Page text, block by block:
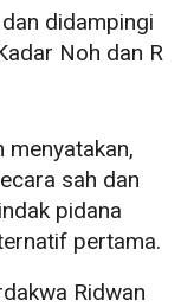
didampingi
Noh dan R
menyatakan,
sah dan
pidana
pertama.
Ridwan